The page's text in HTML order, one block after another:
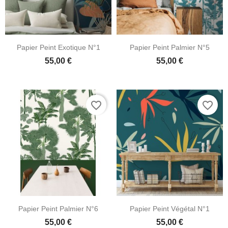
Papier Peint Exotique N°1
55,00 €
Papier Peint Palmier N°5
55,00 €
Papier Peint Palmier N°6
55,00 €
favorite_border
Papier Peint Végétal N°1
55,00 €
favorite_border